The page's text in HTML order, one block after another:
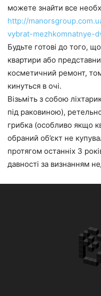
можете знайти все
http://
vybrat-mezhkomnatnye-
Будьте готові до того,
квартири або
косметичний ремонт,
кинуться в очі.
Візьміть з собою
під раковиною),
грибка (особливо якщо
обраний об’єкт не
протягом останніх 3
давності за визнанням